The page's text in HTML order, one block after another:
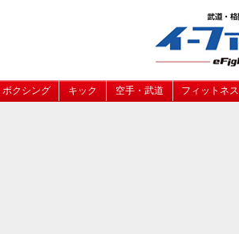
ボクシング キック 空手・武道 フィットネス